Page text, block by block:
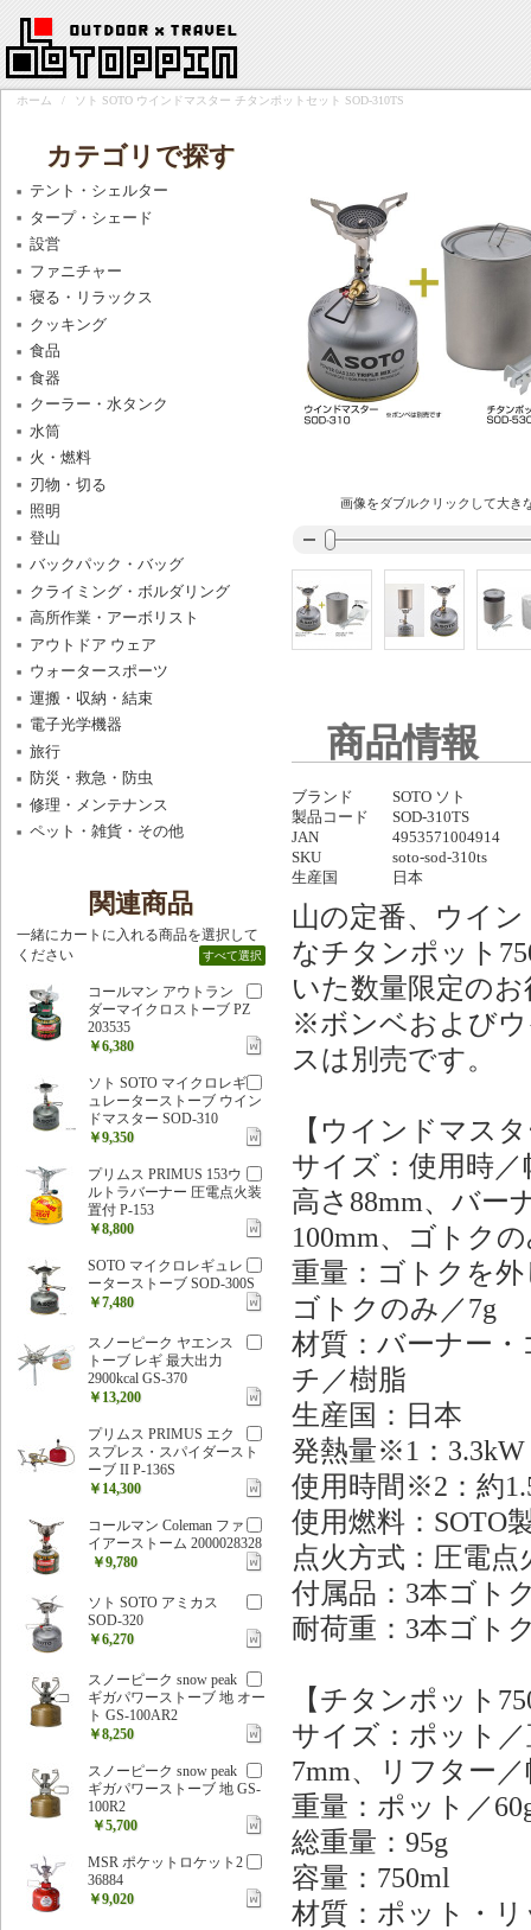
ホーム / ソト SOTO ウインドマスター チタンポットセット SOD-310TS
画像をダブルクリックして大き
商品情報
ブランド
SOTO ソト
製品コード
SOD-310TS
JAN
4953571004914
SKU
soto-sod-310ts
生産国
日本
山の定番、ウイ
なチタンポット
いた数量限定の
※ボンベおよびウ
スは別売です。
【ウインドマス
サイズ：使用時／
高さ88mm、バー
100mm、ゴトク
重量：ゴトクを外
ゴトクのみ／7g
材質：バーナー
チ／樹脂
生産国：日本
発熱量※1：3.3kW
使用時間※2：約
使用燃料：SOTO
点火方式：圧電点
付属品：3本ゴト
耐荷重：3本ゴト
【チタンポット
サイズ：ポット／
7mm、リフター
重量：ポット／
総重量：95g
容量：750ml
材質：ポット・
カテゴリで探す
テント・シェルター
タープ・シェード
設営
ファニチャー
寝る・リラックス
クッキング
食品
食器
クーラー・水タンク
水筒
火・燃料
刃物・切る
照明
登山
バックパック・バッグ
クライミング・ボルダリング
高所作業・アーボリスト
アウトドア ウェア
ウォータースポーツ
運搬・収納・結束
電子光学機器
旅行
防災・救急・防虫
修理・メンテナンス
ペット・雑貨・その他
関連商品
一緒にカートに入れる商品を選択して
ください
すべて選択
コールマン アウトラン
ダーマイクロストーブ PZ
203535
￥6,380
ソト SOTO マイクロレギ
ュレーターストーブ ウイン
ドマスター SOD-310
￥9,350
プリムス PRIMUS 153ウ
ルトラバーナー 圧電点火装
置付 P-153
￥8,800
SOTO マイクロレギュレ
ーターストーブ SOD-300S
￥7,480
スノーピーク ヤエンス
トーブ レギ 最大出力
2900kcal GS-370
￥13,200
プリムス PRIMUS エク
スプレス・スパイダースト
ーブ II P-136S
￥14,300
コールマン Coleman ファ
イアーストーム 2000028328
￥9,780
ソト SOTO アミカス
SOD-320
￥6,270
スノーピーク snow peak
ギガパワーストーブ 地 オー
ト GS-100AR2
￥8,250
スノーピーク snow peak
ギガパワーストーブ 地 GS-
100R2
￥5,700
MSR ポケットロケット2
36884
￥9,020